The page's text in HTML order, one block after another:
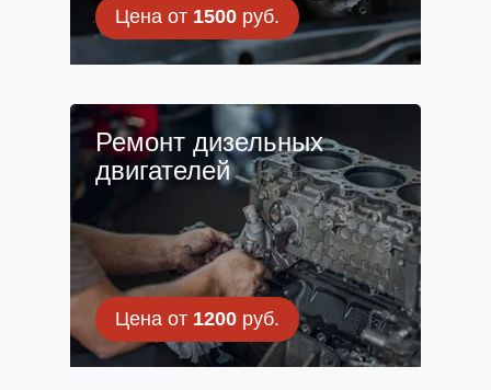
Цена от 1500руб.
Ремонт дизельных
двигателей
Цена от 1200руб.